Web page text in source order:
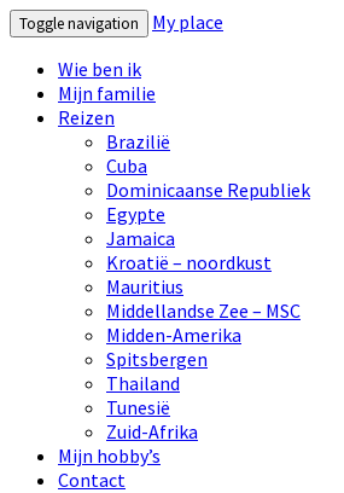
Toggle navigation
My place
Wie ben ik
Mijn familie
Reizen
Brazilië
Cuba
Dominicaanse Republiek
Egypte
Jamaica
Kroatië – noordkust
Mauritius
Middellandse Zee – MSC
Midden-Amerika
Spitsbergen
Thailand
Tunesië
Zuid-Afrika
Mijn hobby’s
Contact